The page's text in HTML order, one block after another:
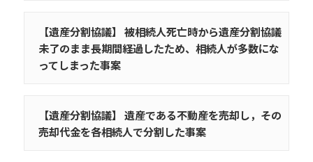
【遺産分割協議】 被相続人死亡時から遺産分割協議
未了のまま長期間経過したため、相続人が多数にな
ってしまった事案
【遺産分割協議】 遺産である不動産を売却し，その
売却代金を各相続人で分割した事案